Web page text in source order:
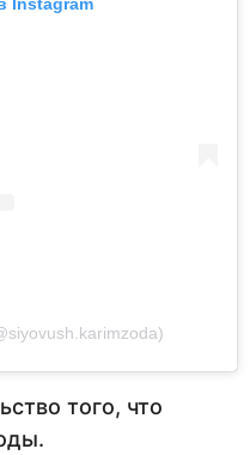
Instagram
того, что